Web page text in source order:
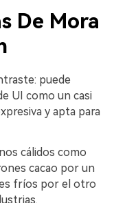
De Mora
puede
UI como un casi
y apta para
cálidos como
cacao por un
fríos por el otro